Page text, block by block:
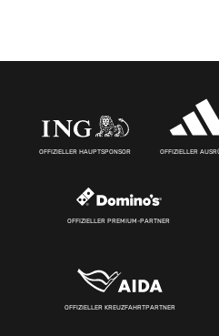
OFFIZIELLER HAUPTSPONSOR OFFIZIELLER
OFFIZIELLER PREMIUM-PARTNER
OFFIZIELLER KREUZFAHRTPARTNER